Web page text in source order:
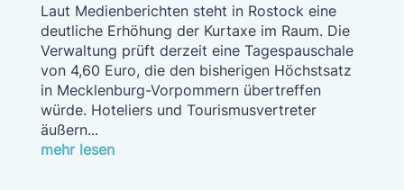
Laut Medienberichten steht in Rostock eine
deutliche Erhöhung der Kurtaxe im Raum. Die
Verwaltung prüft derzeit eine Tagespauschale
von 4,60 Euro, die den bisherigen Höchstsatz
in Mecklenburg-Vorpommern übertreffen
würde. Hoteliers und Tourismusvertreter
äußern...
mehr lesen